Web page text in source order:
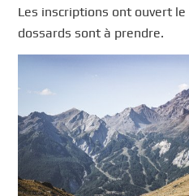
Les inscriptions ont ouvert
dossards sont à prendre.